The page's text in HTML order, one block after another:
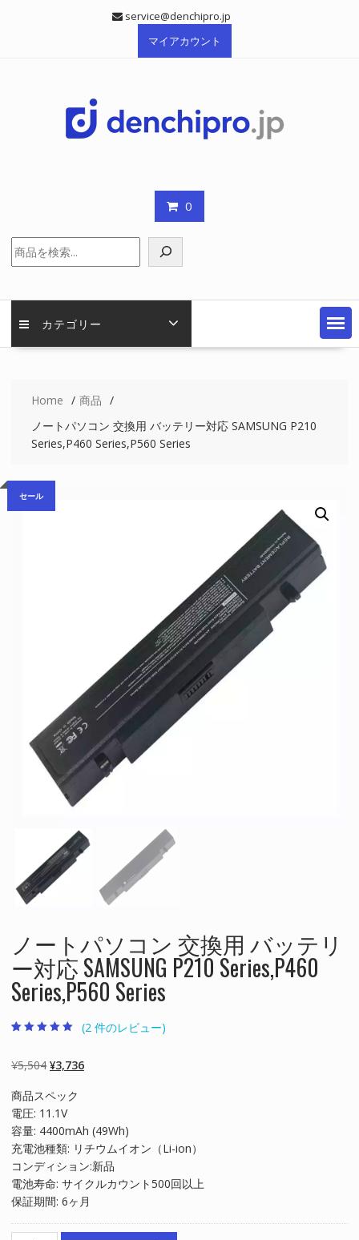
service@denchipro.jp
マイアカウント
0
索
カテゴリー
Home
商品
ノートパソコン 交換用 バッテリー対応 SAMSUNG P210
Series,P460 Series,P560 Series
セール
ノートパソコン 交換用 バッテリ
ー対応 SAMSUNG P210 Series,P460
Series,P560 Series
評価のうち、
5.00点
(2 件のレビュー)
¥5,504 元
価
格
は
¥5,504
で
し
た。
¥3,736現
格
は
¥3,736
で
す。
商品スペック
電圧: 11.1V
容量: 4400mAh (49Wh)
充電池種類: リチウムイオン（Li-ion）
コンディション:新品
電池寿命: サイクルカウント500回以上
保証期間: 6ヶ月